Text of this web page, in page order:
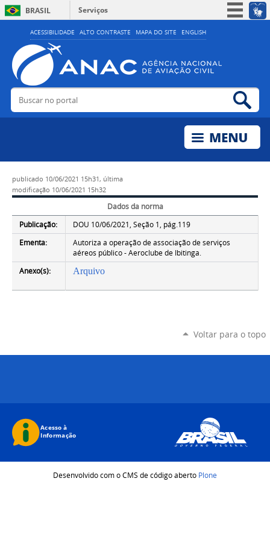
ACESSIBILIDADE ALTO CONTRASTE MAPA DO SITE ENGLISH
BRASIL
Serviços
Simplifique!
Acesso à informação
Legislação
Buscar no portal
publicado 10/06/2021 15h31, última
modificação 10/06/2021 15h32
Dados da norma
Publicação:
DOU 10/06/2021, Seção 1, pág.119
Ementa:
Autoriza a operação de associação de serviços
aéreos público - Aeroclube de Ibitinga.
Anexo(s):
Arquivo
Voltar para o topo
Desenvolvido com o CMS de código aberto Plone